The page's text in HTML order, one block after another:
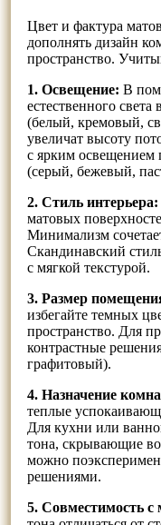
Цвет и фактура
дополнять дизайн
пространство.
1. Освещение: В
естественного
(белый, кремовый,
увеличат высоту
с ярким освещением
(серый, бежевый,
2. Стиль интерьера:
матовых
Минимализм
Скандинавский
с мягкой текстурой.
3. Размер
избегайте темных
пространство. Для
контрастные
графитовый).
4. Назначение
теплые
Для кухни или
тона, скрывающие
можно
решениями.
5. Совместимость с